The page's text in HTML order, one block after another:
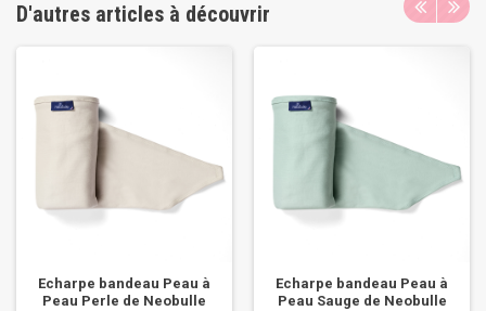
D'autres articles à découvrir
Echarpe bandeau Peau à
Peau Perle de Neobulle
Echarpe bandeau Peau à
Peau Sauge de Neobulle